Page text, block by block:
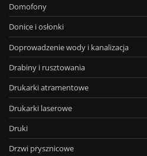
Domofony
Donice i osłonki
Doprowadzenie wody i kanalizacja
Drabiny i rusztowania
Drukarki atramentowe
Drukarki laserowe
Druki
Drzwi prysznicowe